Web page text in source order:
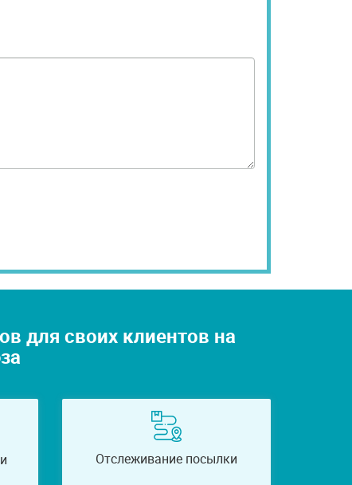
для своих клиентов на
Отслеживание посылки